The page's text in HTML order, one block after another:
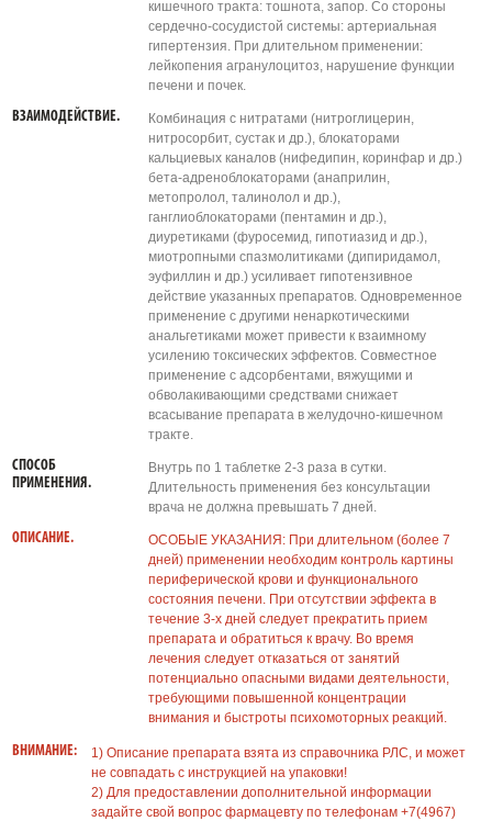
кишечного тракта: тошнота, запор. Со стороны
сердечно-сосудистой системы: артериальная
гипертензия. При длительном применении:
лейкопения агранулоцитоз, нарушение функции
печени и почек.
ВЗАИМОДЕЙСТВИЕ.
Комбинация с нитратами (нитроглицерин,
нитросорбит, сустак и др.), блокаторами
кальциевых каналов (нифедипин, коринфар и др.)
бета-адреноблокаторами (анаприлин,
метопролол, талинолол и др.),
ганглиоблокаторами (пентамин и др.),
диуретиками (фуросемид, гипотиазид и др.),
миотропными спазмолитиками (дипиридамол,
эуфиллин и др.) усиливает гипотензивное
действие указанных препаратов. Одновременное
применение с другими ненаркотическими
анальгетиками может привести к взаимному
усилению токсических эффектов. Совместное
применение с адсорбентами, вяжущими и
обволакивающими средствами снижает
всасывание препарата в желудочно-кишечном
тракте.
СПОСОБ
ПРИМЕНЕНИЯ.
Внутрь по 1 таблетке 2-3 раза в сутки.
Длительность применения без консультации
врача не должна превышать 7 дней.
ОПИСАНИЕ.
ОСОБЫЕ УКАЗАНИЯ: При длительном (более 7
дней) применении необходим контроль картины
периферической крови и функционального
состояния печени. При отсутствии эффекта в
течение 3-х дней следует прекратить прием
препарата и обратиться к врачу. Во время
лечения следует отказаться от занятий
потенциально опасными видами деятельности,
требующими повышенной концентрации
внимания и быстроты психомоторных реакций.
ВНИМАНИЕ:
1) Описание препарата взята из справочника РЛС, и может
не совпадать с инструкцией на упаковки!
2) Для предоставлении дополнительной информации
задайте свой вопрос фармацевту по телефонам +7(4967)